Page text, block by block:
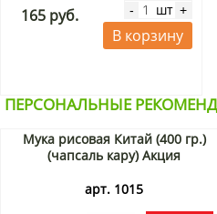
165 руб. - шт +
В корзину
ПЕРСОНАЛЬНЫЕ
Мука рисовая Китай (400 гр.)
(чапсаль кару) Акция
арт. 1015